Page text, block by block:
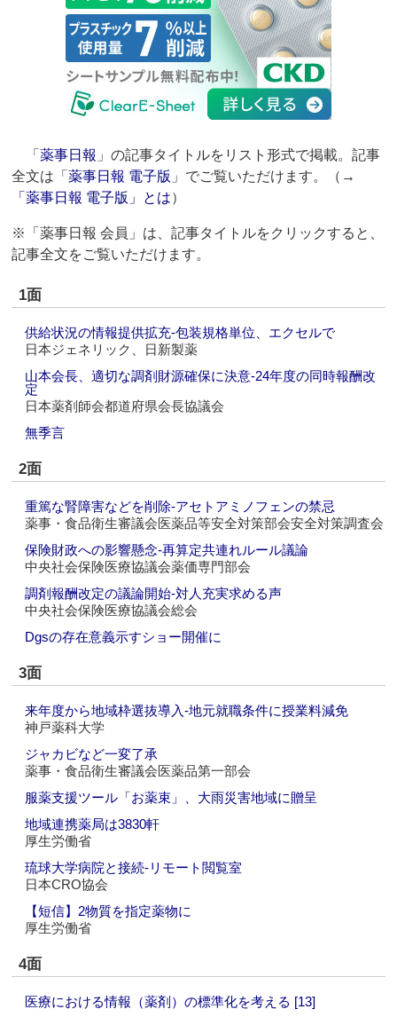
「薬事日報 」の記事タイトルをリスト形式で掲載。記事
全文は「薬事日報 電子版 」でご覧いただけます。（→
「薬事日報 電子版」とは）
※「薬事日報 会員」は、記事タイトルをクリックすると、
記事全文をご覧いただけます。
1面
供給状況の情報提供拡充‐包装規格単位、エクセルで
日本ジェネリック、日新製薬
山本会長、適切な調剤財源確保に決意‐24年度の同時報酬改
定
日本薬剤師会都道府県会長協議会
無季言
2面
重篤な腎障害などを削除‐アセトアミノフェンの禁忌
薬事・食品衛生審議会医薬品等安全対策部会安全対策調査会
保険財政への影響懸念‐再算定共連れルール議論
中央社会保険医療協議会薬価専門部会
調剤報酬改定の議論開始‐対人充実求める声
中央社会保険医療協議会総会
Dgsの存在意義示すショー開催に
3面
来年度から地域枠選抜導入‐地元就職条件に授業料減免
神戸薬科大学
ジャカビなど一変了承
薬事・食品衛生審議会医薬品第一部会
服薬支援ツール「お薬束」、大雨災害地域に贈呈
地域連携薬局は3830軒
厚生労働省
琉球大学病院と接続‐リモート閲覧室
日本CRO協会
【短信】2物質を指定薬物に
厚生労働省
4面
医療における情報（薬剤）の標準化を考える [13]